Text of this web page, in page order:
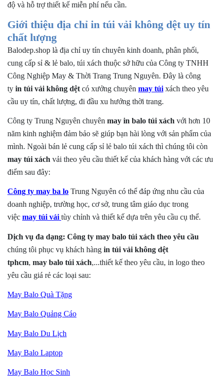
độ và hỗ trợ thiết kế miễn phí nếu cần.
Giới thiệu địa chỉ in túi vải không dệt uy tín
chất lượng
Balodep.shop là địa chỉ uy tín chuyên kinh doanh, phân phối,
cung cấp sỉ & lẻ balo, túi xách thuộc sở hữu của Công ty TNHH
Công Nghiệp May & Thời Trang Trung Nguyên. Đây là công
ty in túi vải không dệt có xưởng chuyên may túi xách theo yêu
cầu uy tín, chất lượng, đi đầu xu hướng thời trang.
Công ty Trung Nguyên chuyên may in balo túi xách với hơn 10
năm kinh nghiệm đảm bảo sẽ giúp bạn hài lòng với sản phẩm của
mình. Ngoài bán lẻ cung cấp sỉ lẻ balo túi xách thì chúng tôi còn
may túi xách vải theo yêu cầu thiết kế của khách hàng với các ưu
điểm sau đây:
Công ty may ba lo Trung Nguyên có thể đáp ứng nhu cầu của
doanh nghiệp, trường học, cơ sở, trung tâm giáo dục trong
việc may túivải tùy chỉnh và thiết kế dựa trên yêu cầu cụ thể.
Dịch vụ đa dạng: Công ty may balo túi xách theo yêu cầu
chúng tôi phục vụ khách hàng in túi vải không dệt
tphcm, may balo túi xách,...thiết kế theo yêu cầu, in logo theo
yêu cầu giá rẻ các loại sau:
May Balo Quà Tặng
May Balo Quảng Cáo
May Balo Du Lịch
May Balo Laptop
May Balo Học Sinh